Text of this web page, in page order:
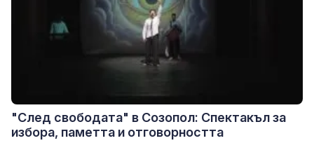
"След свободата" в Созопол: Спектакъл за
избора, паметта и отговорността